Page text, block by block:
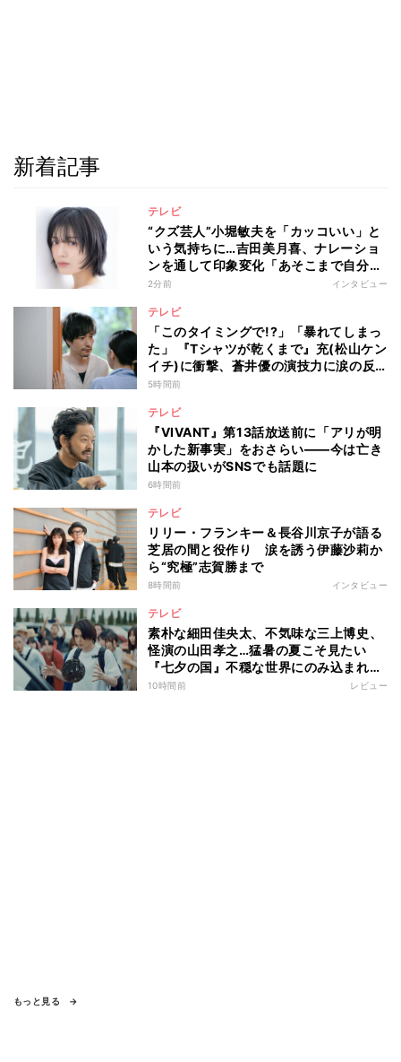
新着記事
テレビ
“クズ芸人”小堀敏夫を「カッコいい」と
いう気持ちに…吉田美月喜、ナレーショ
ンを通して印象変化「あそこまで自分に
正直に生きられる人は、なかなかいな
2分前 インタビュー
テレビ
「このタイミングで!?」「暴れてしまっ
た」 『Tシャツが乾くまで』充(松山ケン
イチ)に衝撃、蒼井優の演技力に涙の反
響も
5時間前
テレビ
『VIVANT』第13話放送前に「アリが明
かした新事実」をおさらい――今は亡き
山本の扱いがSNSでも話題に
6時間前
テレビ
リリー・フランキー＆長谷川京子が語る
芝居の間と役作り 涙を誘う伊藤沙莉か
ら“究極”志賀勝まで
8時間前 インタビュー
テレビ
素朴な細田佳央太、不気味な三上博史、
怪演の山田孝之…猛暑の夏こそ見たい
『七夕の国』不穏な世界にのみ込まれる
超常ミステリー
10時間前 レビュー
もっと見る